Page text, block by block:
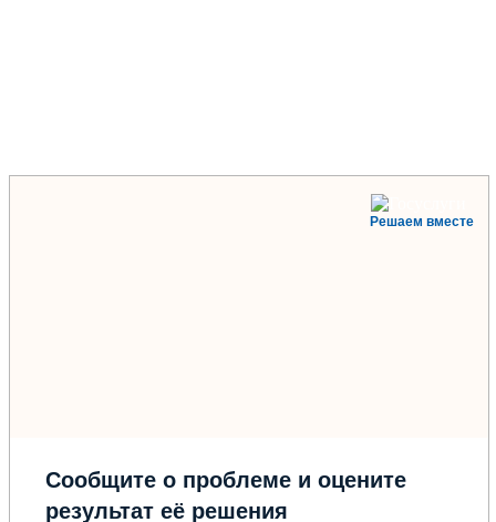
Решаем вместе
Сообщите о проблеме и оцените
результат её решения